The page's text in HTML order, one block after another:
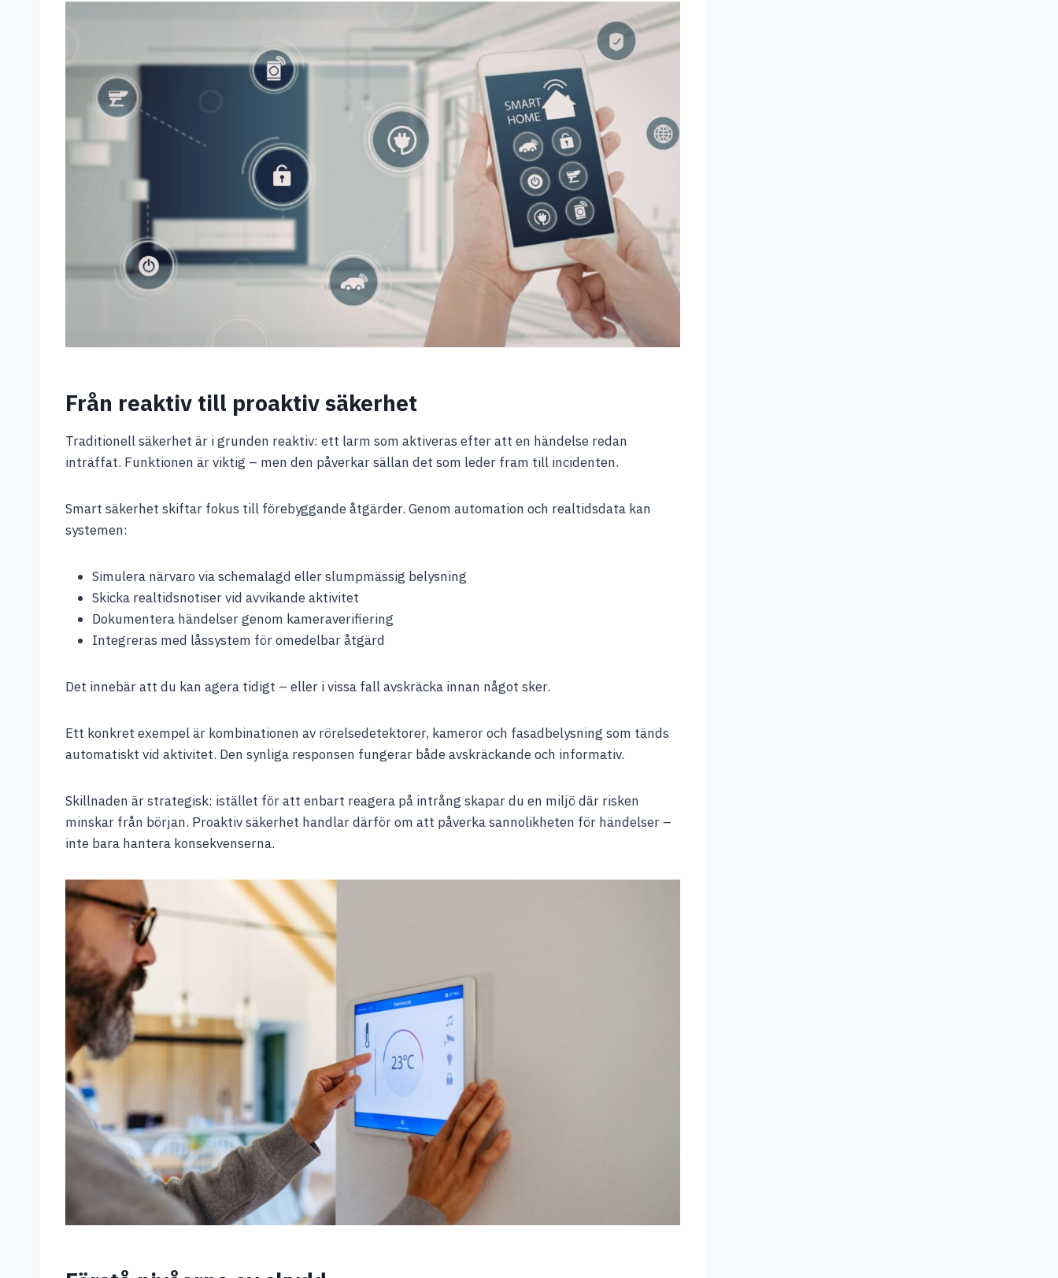
Från reaktiv till proaktiv säkerhet
Traditionell säkerhet är i grunden reaktiv: ett larm som aktiveras efter att en händelse redan
inträffat. Funktionen är viktig – men den påverkar sällan det som leder fram till incidenten.
Smart säkerhet skiftar fokus till förebyggande åtgärder. Genom automation och realtidsdata kan
systemen:
Simulera närvaro via schemalagd eller slumpmässig belysning
Skicka realtidsnotiser vid avvikande aktivitet
Dokumentera händelser genom kameraverifiering
Integreras med låssystem för omedelbar åtgärd
Det innebär att du kan agera tidigt – eller i vissa fall avskräcka innan något sker.
Ett konkret exempel är kombinationen av rörelsedetektorer, kameror och fasadbelysning som tänds
automatiskt vid aktivitet. Den synliga responsen fungerar både avskräckande och informativ.
Skillnaden är strategisk: istället för att enbart reagera på intrång skapar du en miljö där risken
minskar från början. Proaktiv säkerhet handlar därför om att påverka sannolikheten för händelser –
inte bara hantera konsekvenserna.